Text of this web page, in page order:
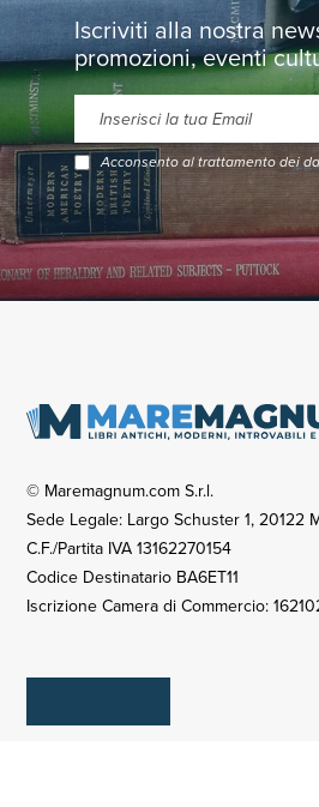
Iscriviti alla nostra
promozioni, eventi
Acconsento al trattamento dei
© Maremagnum.com S.r.l.
Sede Legale: Largo Schuster 1, 20122
C.F./Partita IVA 13162270154
Codice Destinatario BA6ET11
Iscrizione Camera di Commercio: